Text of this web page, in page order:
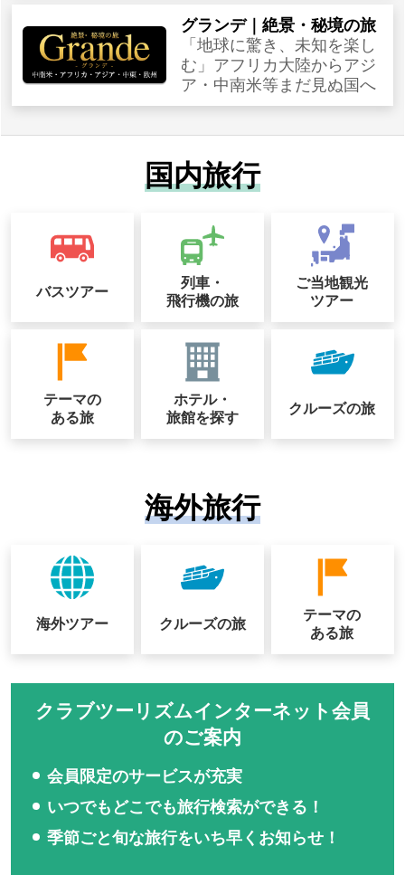
グランデ｜絶景・秘境の旅
「地球に驚き、未知を楽し
む」アフリカ大陸からアジ
ア・中南米等まだ見ぬ国へ
国内旅行
バスツアー
列車・
飛行機の旅
ご当地観光
ツアー
テーマの
ある旅
ホテル・
旅館を探す
クルーズの旅
海外旅行
海外ツアー クルーズの旅
テーマの
ある旅
クラブツーリズムインターネット会員
のご案内
会員限定のサービスが充実
いつでもどこでも旅行検索ができる！
季節ごと旬な旅行をいち早くお知らせ！